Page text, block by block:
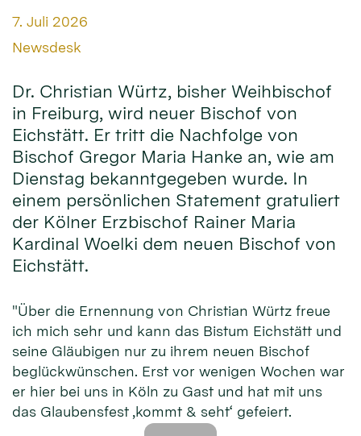
Datum:
7. Juli 2026
Von:
Newsdesk
Dr. Christian Würtz, bisher Weihbischof
in Freiburg, wird neuer Bischof von
Eichstätt. Er tritt die Nachfolge von
Bischof Gregor Maria Hanke an, wie am
Dienstag bekanntgegeben wurde. In
einem persönlichen Statement gratuliert
der Kölner Erzbischof Rainer Maria
Kardinal Woelki dem neuen Bischof von
Eichstätt.
"Über die Ernennung von Christian Würtz freue
ich mich sehr und kann das Bistum Eichstätt und
seine Gläubigen nur zu ihrem neuen Bischof
beglückwünschen. Erst vor wenigen Wochen war
er hier bei uns in Köln zu Gast und hat mit uns
das Glaubensfest ‚kommt & seht‘ gefeiert.